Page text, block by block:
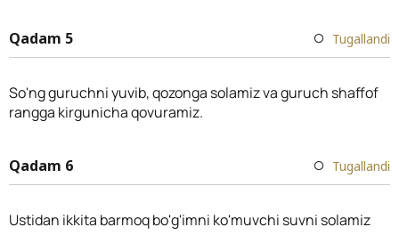
Qadam 5 Tugallandi
So'ng guruchni yuvib, qozonga solamiz va guruch shaffof
rangga kirgunicha qovuramiz.
Qadam 6 Tugallandi
Ustidan ikkita barmoq bo'g'imni ko'muvchi suvni solamiz